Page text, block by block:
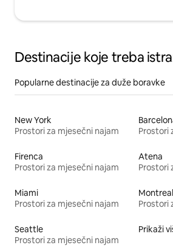
Destinacije koje treba
Popularne destinacije za duže boravke
New York
Prostori za mjesečni najam
Prostori
Firenca
Prostori za mjesečni najam
Atena
Prostori
Miami
Prostori za mjesečni najam
Montreal
Prostori
Seattle
Prostori za mjesečni najam
Prikaži